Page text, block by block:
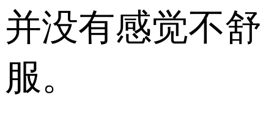
并没有感觉不舒
服。